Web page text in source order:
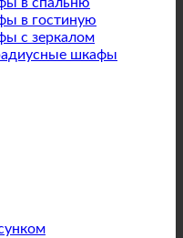
в гостиную
с зеркалом
шкафы